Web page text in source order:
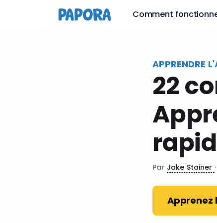
Comment
APPRENDRE
22
Par Jake Stainer
Apprenez